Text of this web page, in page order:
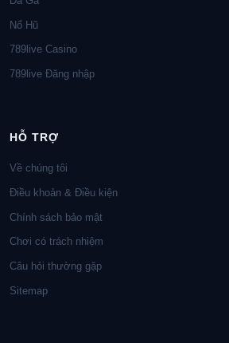
Nổ Hũ
789live Casino
789live Đăng nhập
HỖ TRỢ
Về chúng tôi
Điều khoản & Điều kiện
Chính sách bảo mật
Chơi có trách nhiệm
Câu hỏi thường gặp
Sitemap